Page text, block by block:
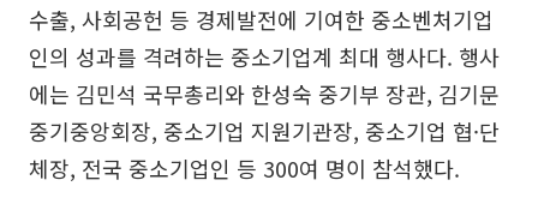
수출, 사회공헌 등 경제발전에 기여한 중소벤처기업
인의 성과를 격려하는 중소기업계 최대 행사다. 행사
에는 김민석 국무총리와 한성숙 중기부 장관, 김기문
중기중앙회장, 중소기업 지원기관장, 중소기업 협·단
체장, 전국 중소기업인 등 300여 명이 참석했다.